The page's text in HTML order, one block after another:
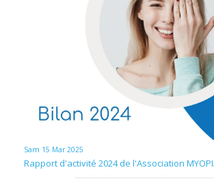
Sam 15 Mar 2025
Rapport d'activité 2024 de l'Association